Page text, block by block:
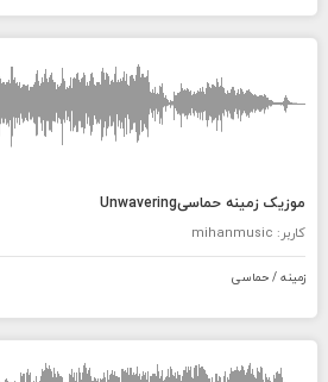
Empty src attribute
موزیک زمینه حماسیUnwavering
کاربر: mihanmusic
زمینه / حماسی
Empty src attribute